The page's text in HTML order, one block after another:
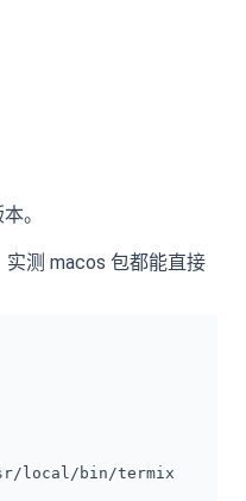
。
实测 macos 包都能直接
local/bin/termix